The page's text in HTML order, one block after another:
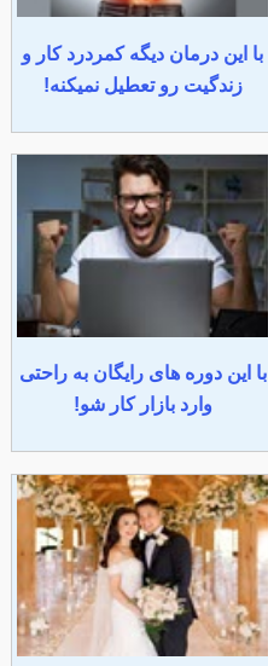
با این درمان دیگه کمردرد کار و
زندگیت رو تعطیل نمیکنه!
با این دوره های رایگان به راحتی
وارد بازار کار شو!